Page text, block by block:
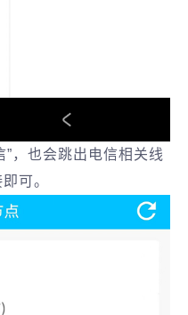
”，也会跳出电信相关线
可。